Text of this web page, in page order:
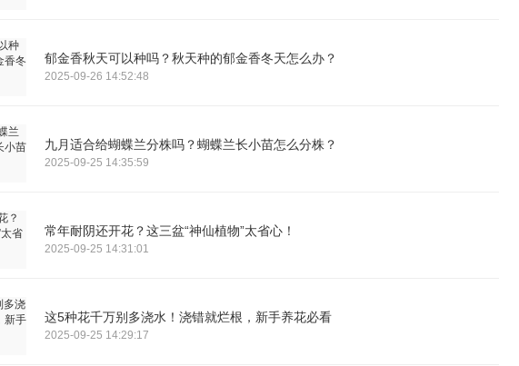
郁金香秋天可以种吗？秋天种的郁金香冬天怎么办？
2025-09-26 14:52:48
九月适合给蝴蝶兰分株吗？蝴蝶兰长小苗怎么分株？
2025-09-25 14:35:59
常年耐阴还开花？这三盆“神仙植物”太省心！
2025-09-25 14:31:01
这5种花千万别多浇水！浇错就烂根，新手养花必看
2025-09-25 14:29:17